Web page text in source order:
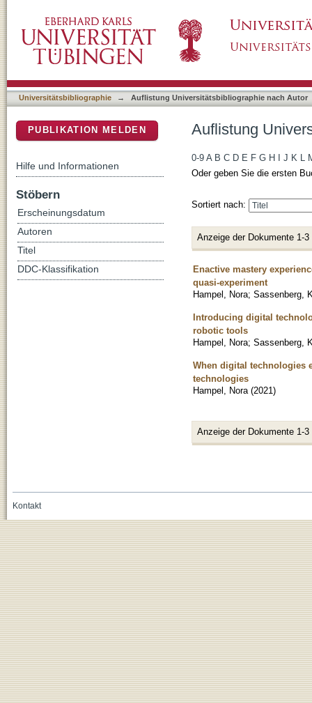
Universitätsbibliographie → Auflistung Universitätsbibliographie nach Autor
Auflistung
0-9 A B C D E F G H J K L
Oder geben Sie die ersten
Sortiert nach:
Anzeige der Dokumente 1-3
Enactive mastery
quasi-experiment
Hampel, Nora; Sassenberg,
Introducing digital
robotic tools
Hampel, Nora; Sassenberg,
When digital technologies
technologies
Hampel, Nora (2021)
Anzeige der Dokumente 1-3
PUBLIKATION MELDEN
Hilfe und Informationen
Stöbern
Erscheinungsdatum
Autoren
Titel
DDC-Klassifikation
Kontakt